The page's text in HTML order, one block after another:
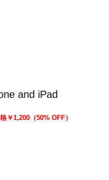
and iPad
￥1,200（50% OFF）